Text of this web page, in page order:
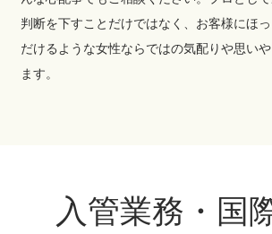
判断を下すことだけではなく、お客様にほ
だけるような女性ならではの気配りや思い
ます。
入管業務・国